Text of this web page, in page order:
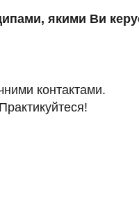
якими Ви
контактами.